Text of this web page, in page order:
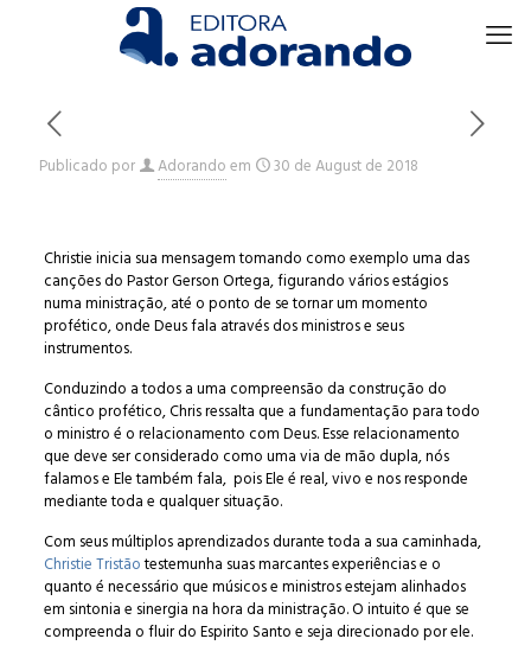
Publicado por Adorandoem 30 de August de 2018
Christie inicia sua mensagem tomando como exemplo uma das
canções do Pastor Gerson Ortega, figurando vários estágios
numa ministração, até o ponto de se tornar um momento
profético, onde Deus fala através dos ministros e seus
instrumentos.
Conduzindo a todos a uma compreensão da construção do
cântico profético, Chris ressalta que a fundamentação para todo
o ministro é o relacionamento com Deus. Esse relacionamento
que deve ser considerado como uma via de mão dupla, nós
falamos e Ele também fala, pois Ele é real, vivo e nos responde
mediante toda e qualquer situação.
Com seus múltiplos aprendizados durante toda a sua caminhada,
Christie Tristãotestemunha suas marcantes experiências e o
quanto é necessário que músicos e ministros estejam alinhados
em sintonia e sinergia na hora da ministração. O intuito é que se
compreenda o fluir do Espirito Santo e seja direcionado por ele.